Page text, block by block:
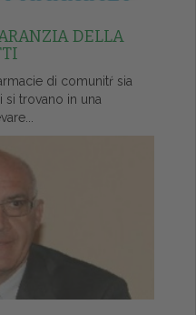
DELLA
di comunitŕ sia
trovano in una